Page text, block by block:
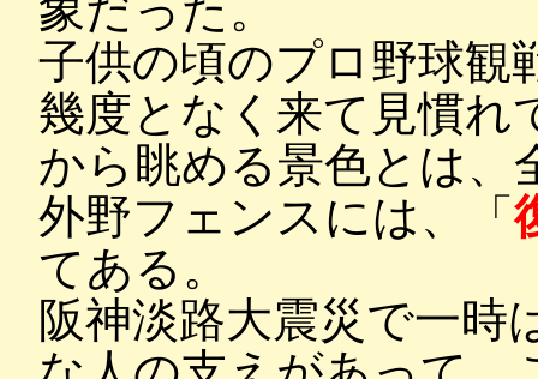
子供の頃のプロ野球観
幾度となく来て見慣れ
から眺める景色とは、
外野フェンスには、「
てある。
阪神淡路大震災で一時